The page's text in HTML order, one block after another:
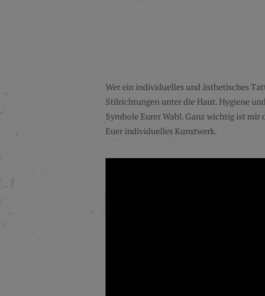
Wer ein individuelles und ästhetisches
Stilrichtungen unter die Haut. Hygiene
Symbole Eurer Wahl. Ganz wichtig ist
Euer individuelles Kunstwerk.